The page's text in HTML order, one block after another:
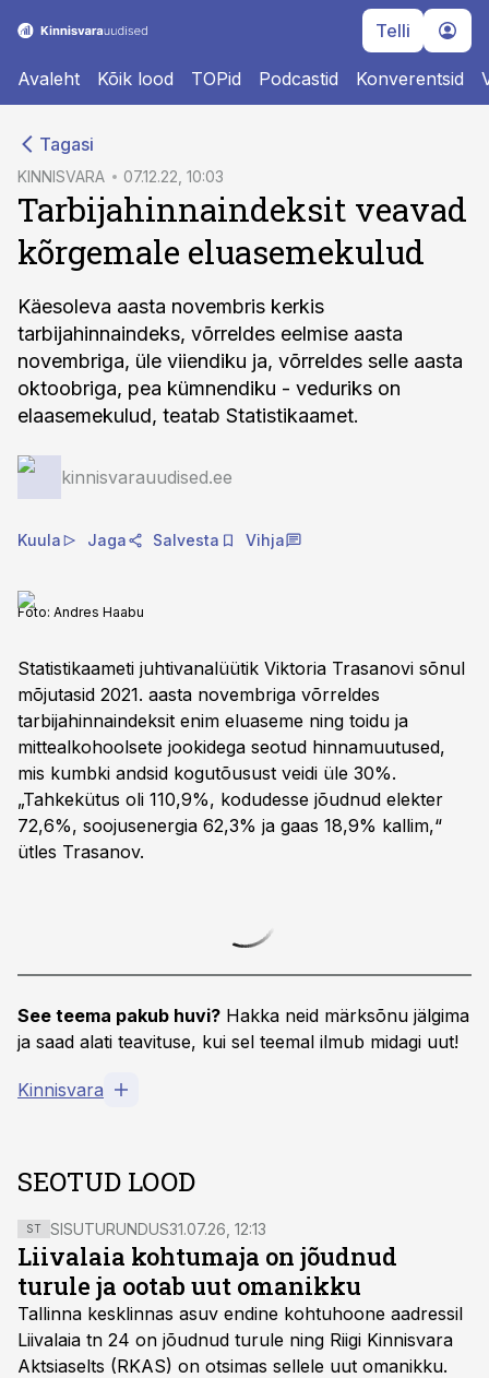
Telli
Avaleht Kõik lood TOPid Podcastid Konverentsid
Tagasi
KINNISVARA 07.12.22, 10:03
Tarbijahinnaindeksit veavad
kõrgemale eluasemekulud
Käesoleva aasta novembris kerkis
tarbijahinnaindeks, võrreldes eelmise aasta
novembriga, üle viiendiku ja, võrreldes selle aasta
oktoobriga, pea kümnendiku - veduriks on
elaasemekulud, teatab Statistikaamet.
kinnisvarauudised.ee
Kuula Jaga Salvesta Vihja
Foto: Andres Haabu
Statistikaameti juhtivanalüütik Viktoria Trasanovi sõnul
mõjutasid 2021. aasta novembriga võrreldes
tarbijahinnaindeksit enim eluaseme ning toidu ja
mittealkohoolsete jookidega seotud hinnamuutused,
mis kumbki andsid kogutõusust veidi üle 30%.
„Tahkekütus oli 110,9%, kodudesse jõudnud elekter
72,6%, soojusenergia 62,3% ja gaas 18,9% kallim,“
ütles Trasanov.
See teema pakub huvi? Hakka neid märksõnu jälgima
ja saad alati teavituse, kui sel teemal ilmub midagi uut!
Kinnisvara
SEOTUD LOOD
ST SISUTURUNDUS31.07.26, 12:13
Liivalaia kohtumaja on jõudnud
turule ja ootab uut omanikku
Tallinna kesklinnas asuv endine kohtuhoone aadressil
Liivalaia tn 24 on jõudnud turule ning Riigi Kinnisvara
Aktsiaselts (RKAS) on otsimas sellele uut omanikku.